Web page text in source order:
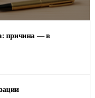
причина — в